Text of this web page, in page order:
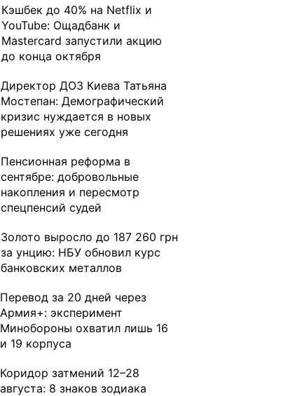
Кэшбек до 40% на Netflix и
YouTube: Ощадбанк и
Mastercard запустили акцию
до конца октября
Директор ДОЗ Киева Татьяна
Мостепан: Демографический
кризис нуждается в новых
решениях уже сегодня
Пенсионная реформа в
сентябре: добровольные
накопления и пересмотр
спецпенсий судей
Золото выросло до 187 260 грн
за унцию: НБУ обновил курс
банковских металлов
Перевод за 20 дней через
Армия+: эксперимент
Минобороны охватил лишь 16
и 19 корпуса
Коридор затмений 12–28
августа: 8 знаков зодиака